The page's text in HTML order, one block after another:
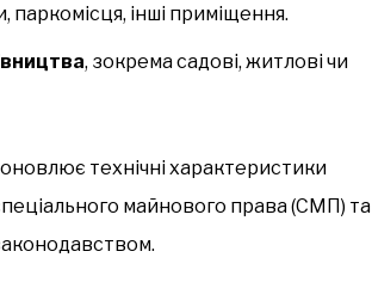
паркомісця, інші приміщення.
, зокрема садові, житлові чи
технічні характеристики
майнового права (СМП) та